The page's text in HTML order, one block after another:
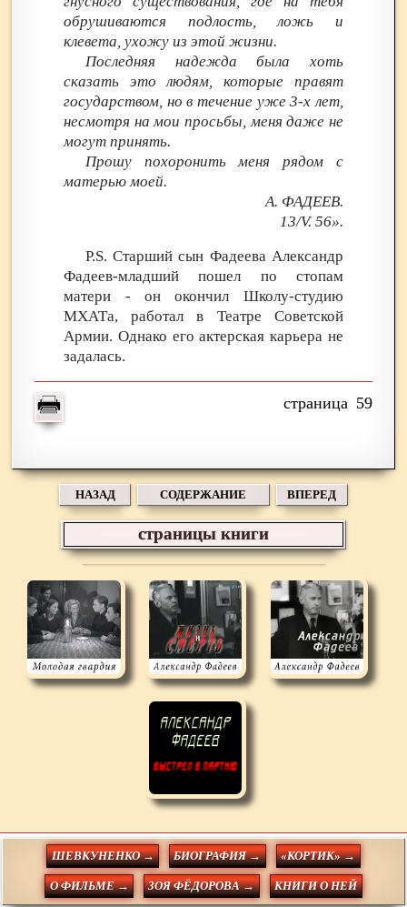
обрушиваются подлость, ложь и
клевета, ухожу из этой жизни.
Последняя надежда была хоть
сказать это людям, которые правят
государством, но в течение уже 3-х лет,
несмотря на мои просьбы, меня даже не
могут принять.
Прошу похоронить меня рядом с
матерью моей.
А. ФАДЕЕВ.
13/V. 56».
P.S. Старший сын Фадеева Александр
Фадеев-младший пошел по стопам
матери - он окончил Школу-студию
МХАТа, работал в Театре Советской
Армии. Однако его актерская карьера не
задалась.
59
НАЗАД СОДЕРЖАНИЕ ВПЕРЕД
страницы книги
ШЕВКУНЕНКО → БИОГРАФИЯ → «КОРТИК» →
О ФИЛЬМЕ → ЗОЯ ФЁДОРОВА → КНИГИ О НЕЙ